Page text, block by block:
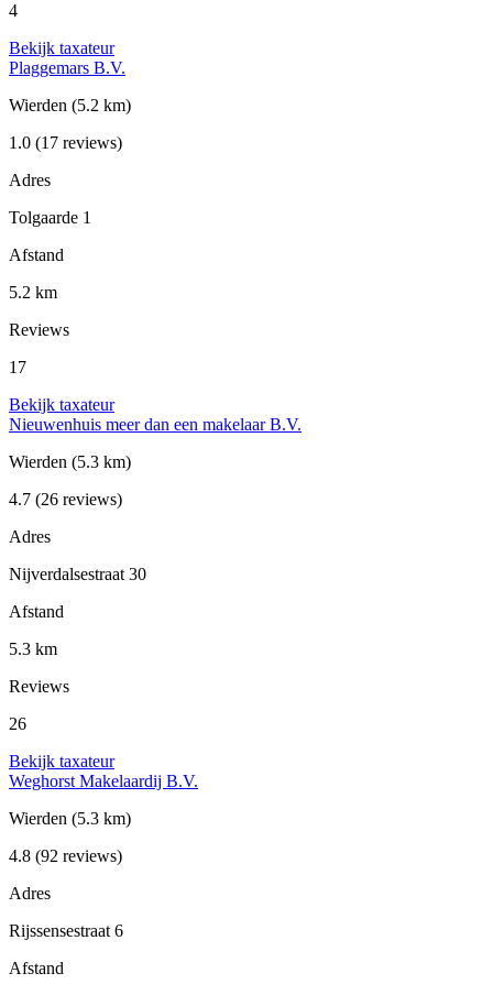
4
Bekijk taxateur
Plaggemars B.V.
Wierden (5.2 km)
1.0 (17 reviews)
Adres
Tolgaarde 1
Afstand
5.2 km
Reviews
17
Bekijk taxateur
Nieuwenhuis meer dan een makelaar B.V.
Wierden (5.3 km)
4.7 (26 reviews)
Adres
Nijverdalsestraat 30
Afstand
5.3 km
Reviews
26
Bekijk taxateur
Weghorst Makelaardij B.V.
Wierden (5.3 km)
4.8 (92 reviews)
Adres
Rijssensestraat 6
Afstand